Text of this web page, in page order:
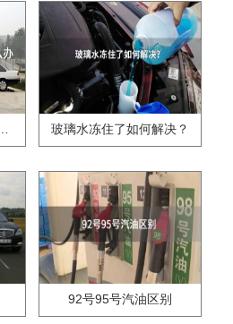
换,逾期怎么办?? 玻璃水冻住了如何解决？
92号95号汽油区别